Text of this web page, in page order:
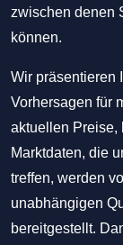
zwischen denen
können.
Wir präsentieren
Vorhersagen für
aktuellen Preise,
Marktdaten, die
treffen, werden
unabhängigen
bereitgestellt.